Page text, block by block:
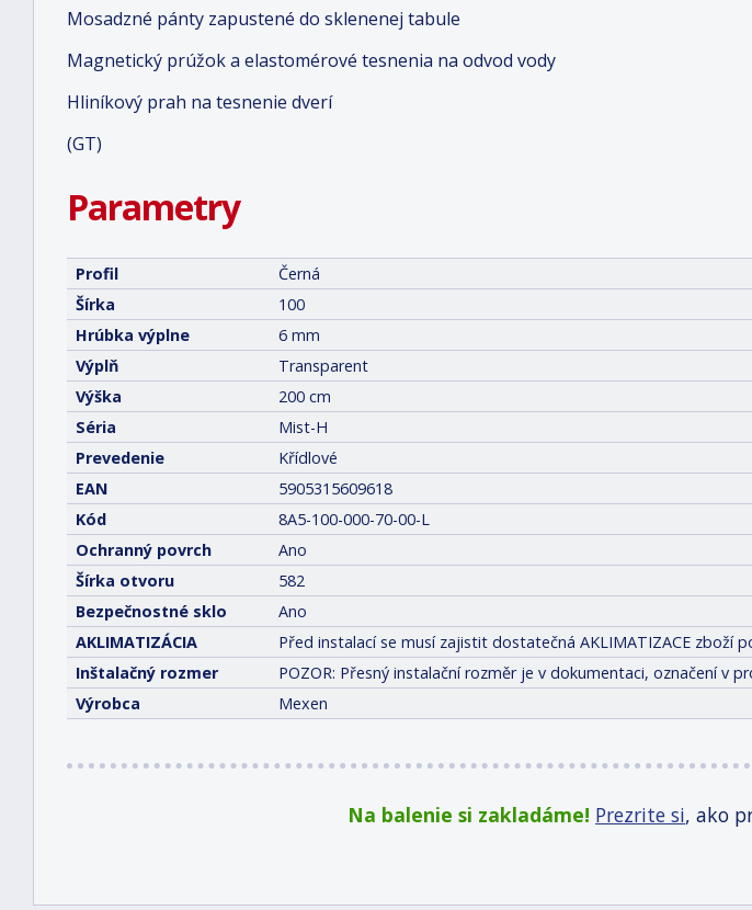
Mosadzné pánty zapustené do sklenenej tabule
Magnetický prúžok a elastomérové tesnenia na odvod vody
Hliníkový prah na tesnenie dverí
(GT)
Parametry
Profil
Černá
Šírka
100
Hrúbka výplne
6 mm
Výplň
Transparent
Výška
200 cm
Séria
Mist-H
Prevedenie
Křídlové
EAN
5905315609618
Kód
8A5-100-000-70-00-L
Ochranný povrch
Ano
Šírka otvoru
582
Bezpečnostné sklo
Ano
AKLIMATIZÁCIA
Před instalací se musí zajistit dostatečná AKLIMATIZACE
Inštalačný rozmer
POZOR: Přesný instalační rozměr je v dokumentaci, označení v
Výrobca
Mexen
Na balenie si zakladáme! Prezrite si, ako